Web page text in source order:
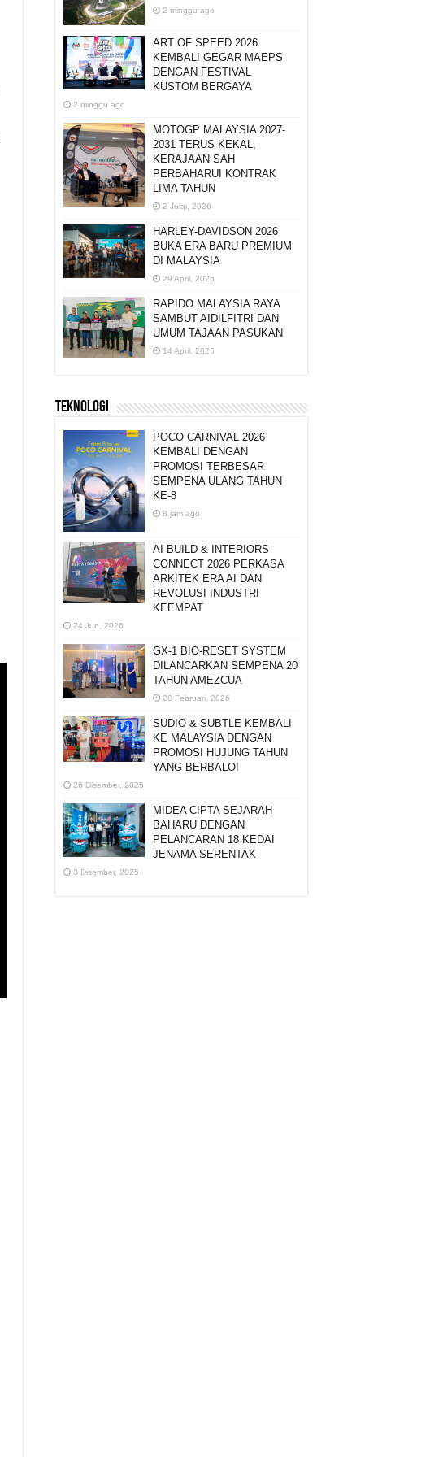
2 minggu ago
ART OF SPEED 2026
KEMBALI GEGAR MAEPS
DENGAN FESTIVAL
KUSTOM BERGAYA
2 minggu ago
MOTOGP MALAYSIA 2027-
2031 TERUS KEKAL,
KERAJAAN SAH
PERBAHARUI KONTRAK
LIMA TAHUN
2 Julai, 2026
HARLEY-DAVIDSON 2026
BUKA ERA BARU PREMIUM
DI MALAYSIA
29 April, 2026
RAPIDO MALAYSIA RAYA
SAMBUT AIDILFITRI DAN
UMUM TAJAAN PASUKAN
14 April, 2026
TEKNOLOGI
POCO CARNIVAL 2026
KEMBALI DENGAN
PROMOSI TERBESAR
SEMPENA ULANG TAHUN
KE-8
8 jam ago
AI BUILD & INTERIORS
CONNECT 2026 PERKASA
ARKITEK ERA AI DAN
REVOLUSI INDUSTRI
KEEMPAT
24 Jun, 2026
GX-1 BIO-RESET SYSTEM
DILANCARKAN SEMPENA 20
TAHUN AMEZCUA
28 Februari, 2026
SUDIO & SUBTLE KEMBALI
KE MALAYSIA DENGAN
PROMOSI HUJUNG TAHUN
YANG BERBALOI
26 Disember, 2025
MIDEA CIPTA SEJARAH
BAHARU DENGAN
PELANCARAN 18 KEDAI
JENAMA SERENTAK
3 Disember, 2025